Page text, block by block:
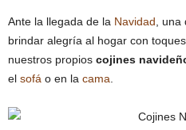
Ante la llegada de la Navidad ,
brindar alegría al hogar con
nuestros propios cojines
el sofá o en la cama